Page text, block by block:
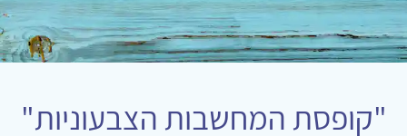
"קופסת המחשבות הצבעוניות"